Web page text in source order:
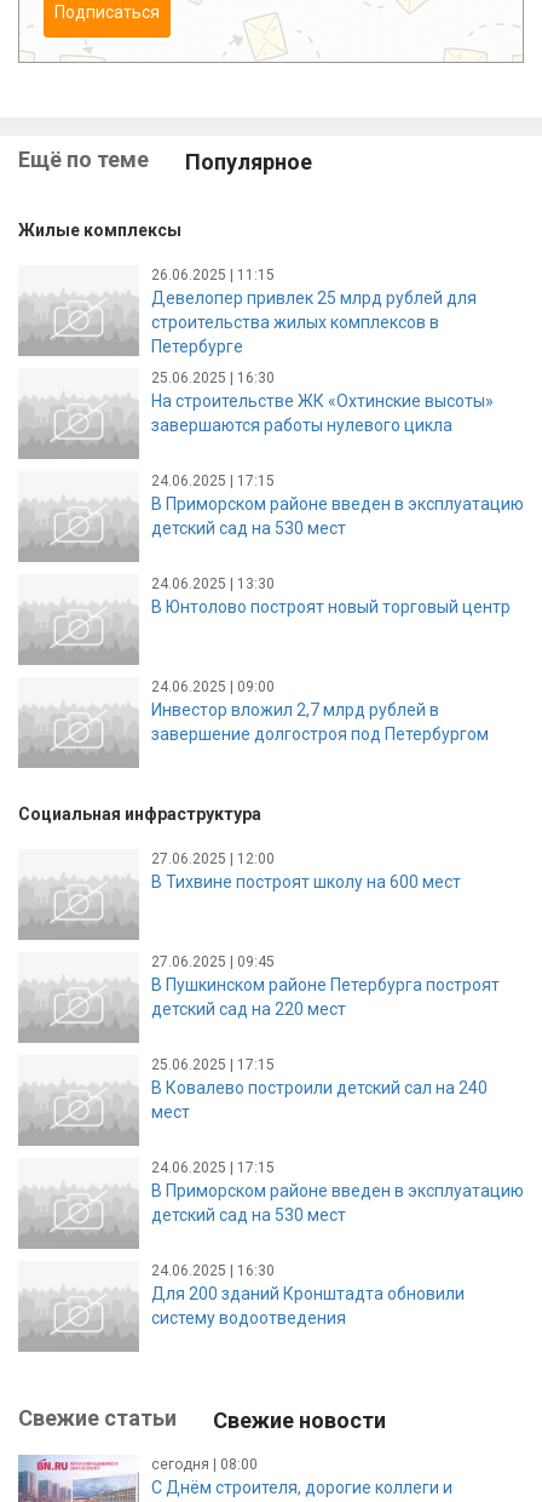
Подписаться
Ещё по теме Популярное
Жилые комплексы
26.06.2025 | 11:15
Девелопер привлек 25 млрд рублей для
строительства жилых комплексов в
Петербурге
25.06.2025 | 16:30
На строительстве ЖК «Охтинские высоты»
завершаются работы нулевого цикла
24.06.2025 | 17:15
В Приморском районе введен в эксплуатацию
детский сад на 530 мест
24.06.2025 | 13:30
В Юнтолово построят новый торговый центр
24.06.2025 | 09:00
Инвестор вложил 2,7 млрд рублей в
завершение долгостроя под Петербургом
Социальная инфраструктура
27.06.2025 | 12:00
В Тихвине построят школу на 600 мест
27.06.2025 | 09:45
В Пушкинском районе Петербурга построят
детский сад на 220 мест
25.06.2025 | 17:15
В Ковалево построили детский сал на 240
мест
24.06.2025 | 17:15
В Приморском районе введен в эксплуатацию
детский сад на 530 мест
24.06.2025 | 16:30
Для 200 зданий Кронштадта обновили
систему водоотведения
Свежие статьи Свежие новости
сегодня | 08:00
С Днём строителя, дорогие коллеги и